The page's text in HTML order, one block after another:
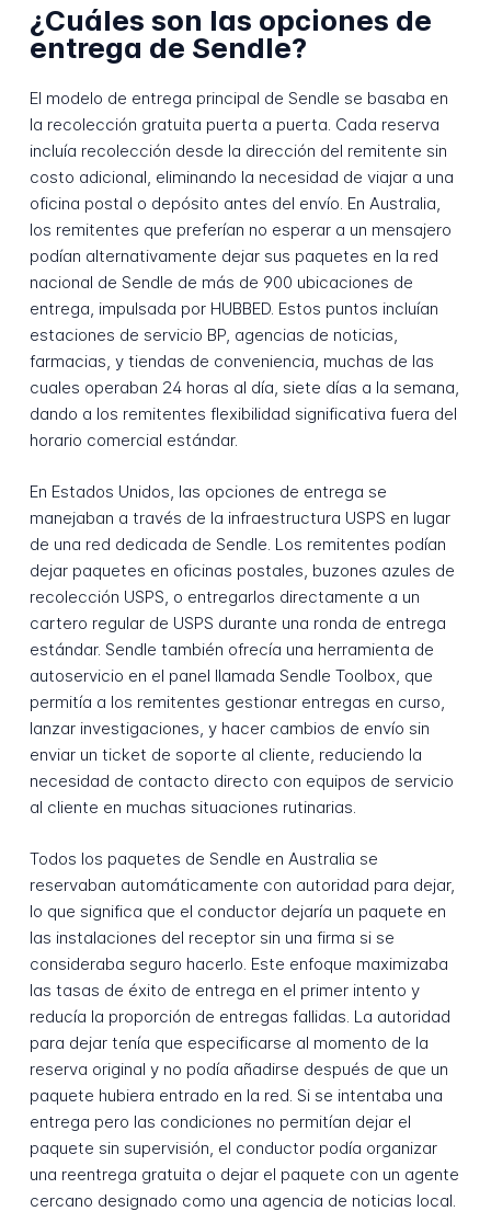
¿Cuáles son las opciones de
entrega de Sendle?
El modelo de entrega principal de Sendle se basaba en
la recolección gratuita puerta a puerta. Cada reserva
incluía recolección desde la dirección del remitente sin
costo adicional, eliminando la necesidad de viajar a una
oficina postal o depósito antes del envío. En Australia,
los remitentes que preferían no esperar a un mensajero
podían alternativamente dejar sus paquetes en la red
nacional de Sendle de más de 900 ubicaciones de
entrega, impulsada por HUBBED. Estos puntos incluían
estaciones de servicio BP, agencias de noticias,
farmacias, y tiendas de conveniencia, muchas de las
cuales operaban 24 horas al día, siete días a la semana,
dando a los remitentes flexibilidad significativa fuera del
horario comercial estándar.
En Estados Unidos, las opciones de entrega se
manejaban a través de la infraestructura USPS en lugar
de una red dedicada de Sendle. Los remitentes podían
dejar paquetes en oficinas postales, buzones azules de
recolección USPS, o entregarlos directamente a un
cartero regular de USPS durante una ronda de entrega
estándar. Sendle también ofrecía una herramienta de
autoservicio en el panel llamada Sendle Toolbox, que
permitía a los remitentes gestionar entregas en curso,
lanzar investigaciones, y hacer cambios de envío sin
enviar un ticket de soporte al cliente, reduciendo la
necesidad de contacto directo con equipos de servicio
al cliente en muchas situaciones rutinarias.
Todos los paquetes de Sendle en Australia se
reservaban automáticamente con autoridad para dejar,
lo que significa que el conductor dejaría un paquete en
las instalaciones del receptor sin una firma si se
consideraba seguro hacerlo. Este enfoque maximizaba
las tasas de éxito de entrega en el primer intento y
reducía la proporción de entregas fallidas. La autoridad
para dejar tenía que especificarse al momento de la
reserva original y no podía añadirse después de que un
paquete hubiera entrado en la red. Si se intentaba una
entrega pero las condiciones no permitían dejar el
paquete sin supervisión, el conductor podía organizar
una reentrega gratuita o dejar el paquete con un agente
cercano designado como una agencia de noticias local.